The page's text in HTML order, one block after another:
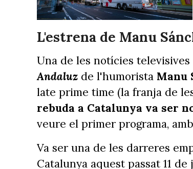
L'estrena de Manu
Una de les notícies
Andaluz de l'humorista Manu
late prime time (la franja de
rebuda a Catalunya va ser
veure el primer programa,
Va ser una de les darreres
Catalunya aquest passat 11